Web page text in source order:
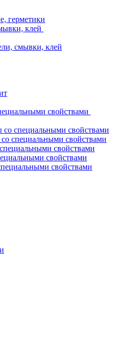
герметики
клей
смывки, клей
свойствами
со специальными свойствами
специальными свойствами
свойствами
свойствами
свойствами